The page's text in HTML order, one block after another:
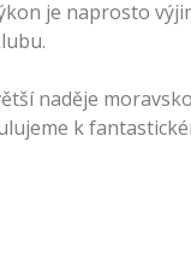
je naprosto
naděje
k